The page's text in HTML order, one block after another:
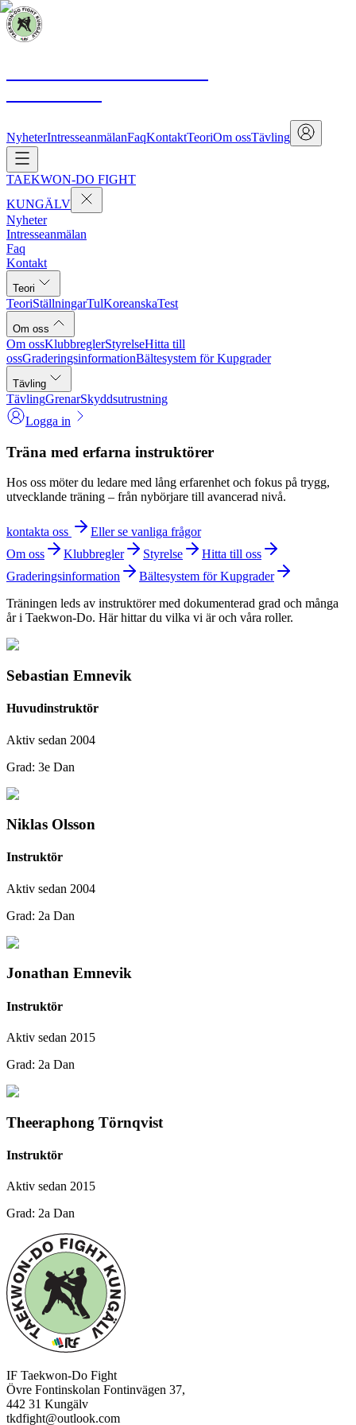
NyheterIntresseanmälanFaqKontaktTeoriOm ossTävling
TAEKWON-DO FIGHT
KUNGÄLV
Nyheter
Intresseanmälan
Faq
Kontakt
Teori
TeoriStällningarTulKoreanskaTest
Om oss
Om ossKlubbreglerStyrelseHitta till
ossGraderingsinformationBältesystem för Kupgrader
Tävling
TävlingGrenarSkyddsutrustning
Logga in
Träna med erfarna instruktörer
Hos oss möter du ledare med lång erfarenhet och fokus på trygg,
utvecklande träning – från nybörjare till avancerad nivå.
kontakta oss
Eller se vanliga frågor
Om oss
Klubbregler Styrelse
Hitta till oss
Graderingsinformation
Bältesystem för Kupgrader
Träningen leds av instruktörer med dokumenterad grad och många
år i Taekwon-Do. Här hittar du vilka vi är och våra roller.
Sebastian Emnevik
Huvudinstruktör
Aktiv sedan 2004
Grad: 3e Dan
Niklas Olsson
Instruktör
Aktiv sedan 2004
Grad: 2a Dan
Jonathan Emnevik
Instruktör
Aktiv sedan 2015
Grad: 2a Dan
Theeraphong Törnqvist
Instruktör
Aktiv sedan 2015
Grad: 2a Dan
IF Taekwon-Do Fight
Övre Fontinskolan Fontinvägen 37,
442 31 Kungälv
tkdfight@outlook.com